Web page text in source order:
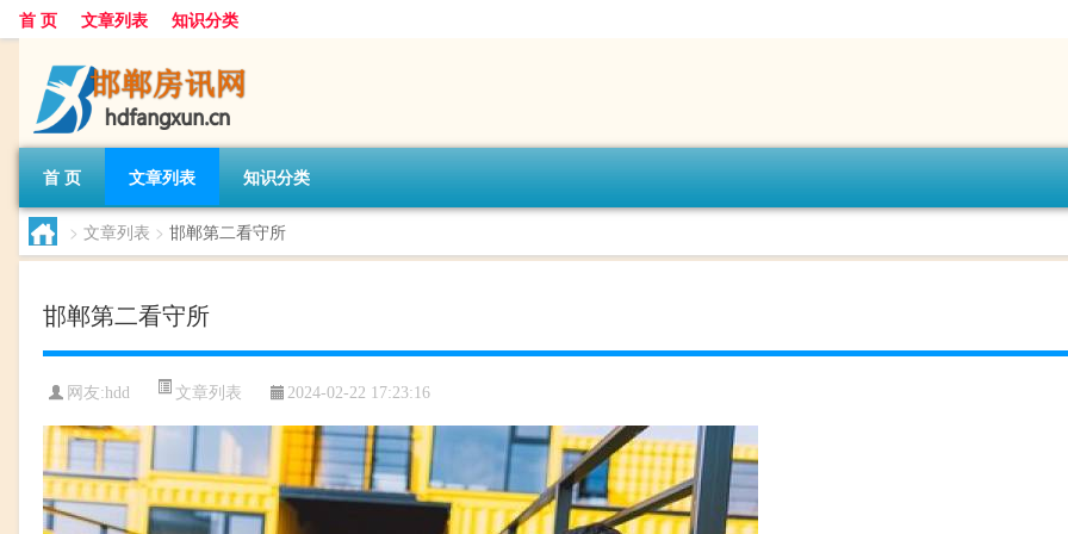
首 页 文章列表 知识分类
首 页 文章列表 知识分类
> 文章列表 > 邯郸第二看守所
邯郸第二看守所
网友:hdd 文章列表 2024-02-22 17:23:16